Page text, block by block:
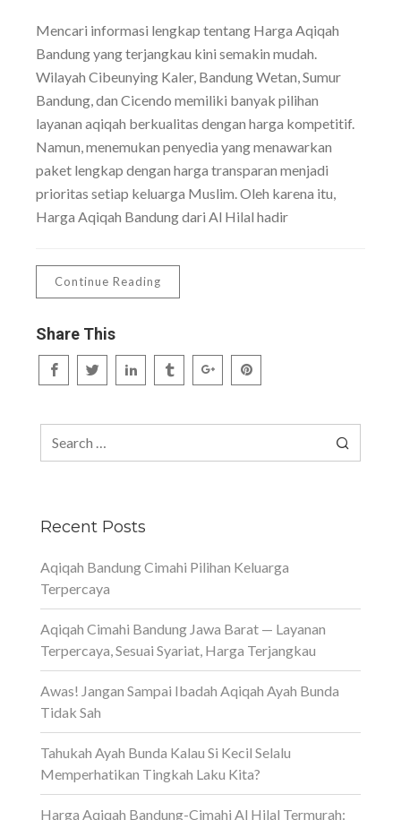
Mencari informasi lengkap tentang Harga Aqiqah
Bandung yang terjangkau kini semakin mudah.
Wilayah Cibeunying Kaler, Bandung Wetan, Sumur
Bandung, dan Cicendo memiliki banyak pilihan
layanan aqiqah berkualitas dengan harga kompetitif.
Namun, menemukan penyedia yang menawarkan
paket lengkap dengan harga transparan menjadi
prioritas setiap keluarga Muslim. Oleh karena itu,
Harga Aqiqah Bandung dari Al Hilal hadir
Continue Reading
Share This
Recent Posts
Aqiqah Bandung Cimahi Pilihan Keluarga
Terpercaya
Aqiqah Cimahi Bandung Jawa Barat — Layanan
Terpercaya, Sesuai Syariat, Harga Terjangkau
Awas! Jangan Sampai Ibadah Aqiqah Ayah Bunda
Tidak Sah
Tahukah Ayah Bunda Kalau Si Kecil Selalu
Memperhatikan Tingkah Laku Kita?
Harga Aqiqah Bandung-Cimahi Al Hilal Termurah: